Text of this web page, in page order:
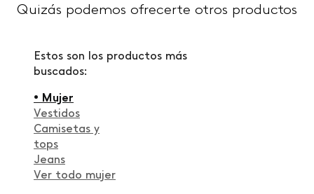
Quizás podemos ofrecerte otros productos
Estos son los productos más
buscados:
• Mujer
Vestidos
Camisetas y
tops
Jeans
Ver todo mujer